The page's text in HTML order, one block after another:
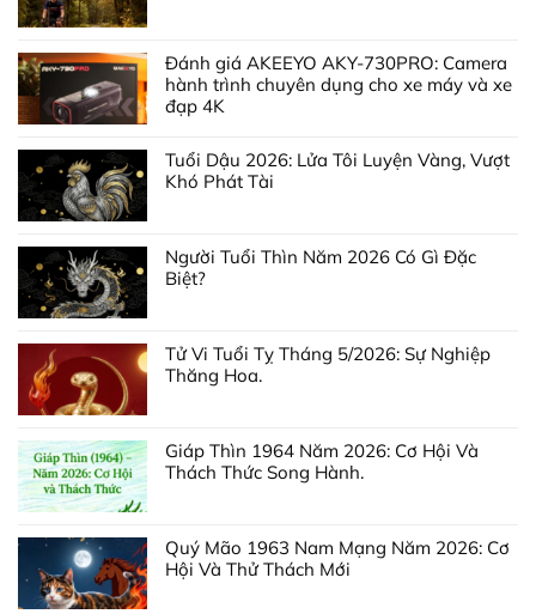
Đánh giá AKEEYO AKY-730PRO: Camera
hành trình chuyên dụng cho xe máy và xe
đạp 4K
Tuổi Dậu 2026: Lửa Tôi Luyện Vàng, Vượt
Khó Phát Tài
Người Tuổi Thìn Năm 2026 Có Gì Đặc
Biệt?
Tử Vi Tuổi Tỵ Tháng 5/2026: Sự Nghiệp
Thăng Hoa.
Giáp Thìn 1964 Năm 2026: Cơ Hội Và
Thách Thức Song Hành.
Quý Mão 1963 Nam Mạng Năm 2026: Cơ
Hội Và Thử Thách Mới